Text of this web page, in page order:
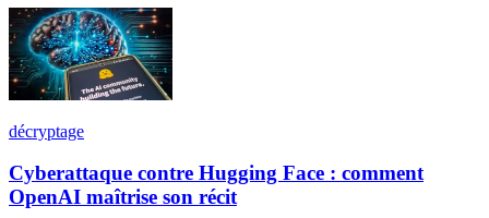
décryptage
Cyberattaque contre Hugging Face : comment
OpenAI maîtrise son récit